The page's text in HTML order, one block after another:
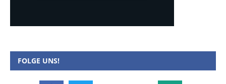
FOLGE UNS!